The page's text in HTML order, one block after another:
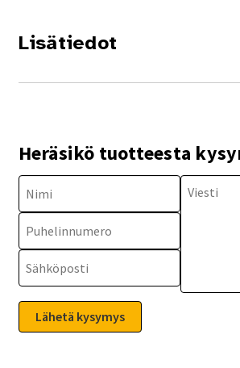
Lisätiedot
Heräsikö tuotteesta